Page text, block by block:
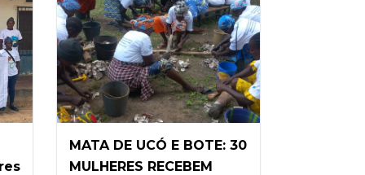
MATA DE UCÓ E BOTE: 30
MULHERES RECEBEM